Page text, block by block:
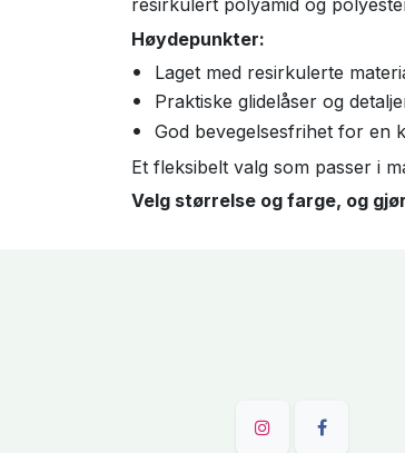
resirkulert polyamid og
Høydepunkter:
Laget med resirkulerte
Praktiske glidelåser og
God bevegelsesfrihet for en
Et fleksibelt valg som passer i
Velg størrelse og farge, og